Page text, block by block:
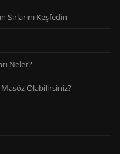
Sırlarını Keşfedin
Neler?
Masöz Olabilirsiniz?